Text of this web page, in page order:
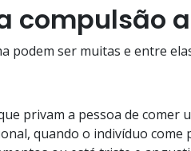
compulsão
podem ser muitas e entre
privam a pessoa de comer
quando o indivíduo